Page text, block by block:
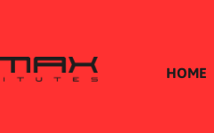
HOME